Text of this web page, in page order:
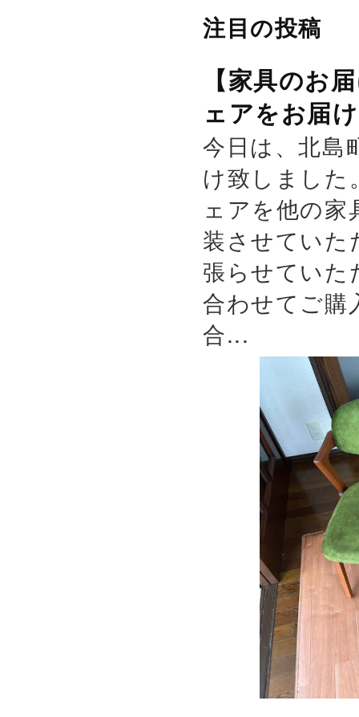
注目の投稿
【家具のお
ェアをお届
今日は、北島
け致しまし
ェアを他の
装させていた
張らせていた
合わせてご購
合...